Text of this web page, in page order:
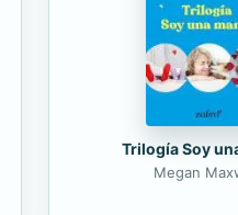
Trilogía Soy
Megan